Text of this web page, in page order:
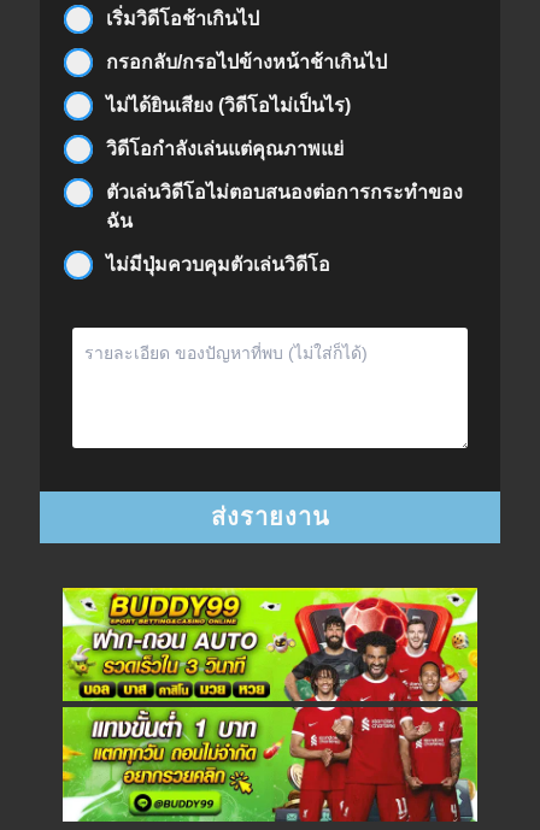
เริ่มวิดีโอช้าเกินไป
กรอกลับ/กรอไปข้างหน้าช้าเกินไป
ไม่ได้ยินเสียง (วิดีโอไม่เป็นไร)
วิดีโอกำลังเล่นแต่คุณภาพแย่
ตัวเล่นวิดีโอไม่ตอบสนองต่อการกระทำของ
ฉัน
ไม่มีปุ่มควบคุมตัวเล่นวิดีโอ